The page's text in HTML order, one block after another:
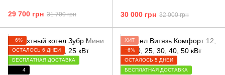
29 700 грн 31 700 грн 30 000 грн 32 000 грн
−6%
ОСТАЛОСЬ 6 ДНЕЙ
БЕСПЛАТНАЯ ДОСТАВКА
4
ХИТ
−6%
ОСТАЛОСЬ 5 ДНЕЙ
БЕСПЛАТНАЯ ДОСТАВКА